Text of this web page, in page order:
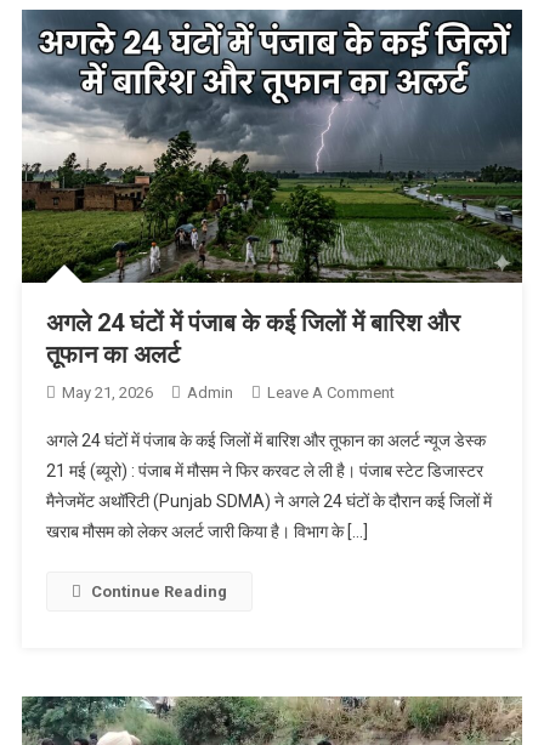
अगले 24 घंटों में पंजाब के कई जिलों में बारिश और
तूफान का अलर्ट
May 21, 2026 Admin Leave A CommentOn अगले 24 घंटों में
बारिश और तूफान का
अलर्ट
अगले 24 घंटों में पंजाब के कई जिलों में बारिश और तूफान का अलर्ट न्यूज डेस्क
21 मई (ब्यूरो) : पंजाब में मौसम ने फिर करवट ले ली है। पंजाब स्टेट डिजास्टर
मैनेजमेंट अथॉरिटी (Punjab SDMA) ने अगले 24 घंटों के दौरान कई जिलों में
खराब मौसम को लेकर अलर्ट जारी किया है। विभाग के […]
Continue Reading